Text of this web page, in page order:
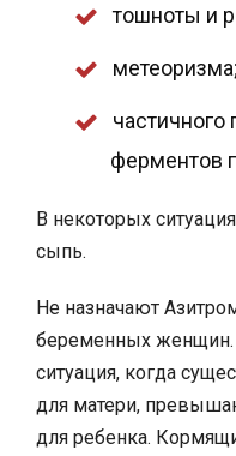
тошноты и
метеоризма;
ферментов
В некоторых
сыпь.
Не назначают
беременных
ситуация, когда
для матери,
для ребенка.